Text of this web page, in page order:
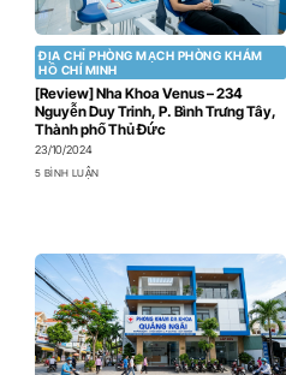
ĐỊA CHỈ PHÒNG MẠCH PHÒNG KHÁM
HỒ CHÍ MINH
[Review] Nha Khoa Venus – 234
Nguyễn Duy Trinh, P. Bình Trưng Tây,
Thành phố Thủ Đức
23/10/2024
5 BÌNH LUẬN